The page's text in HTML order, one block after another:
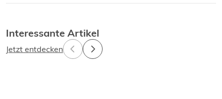
Interessante Artikel
Jetzt entdecken